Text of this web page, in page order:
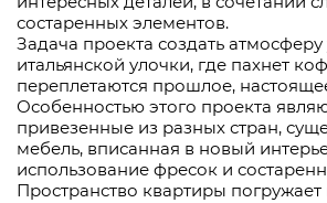
состаренных элементов.
Задача проекта создать
итальянской улочки, где пахнет
переплетаются прошлое,
Особенностью этого проекта
привезенные из разных стран,
мебель, вписанная в новый
использование фресок и
Пространство квартиры